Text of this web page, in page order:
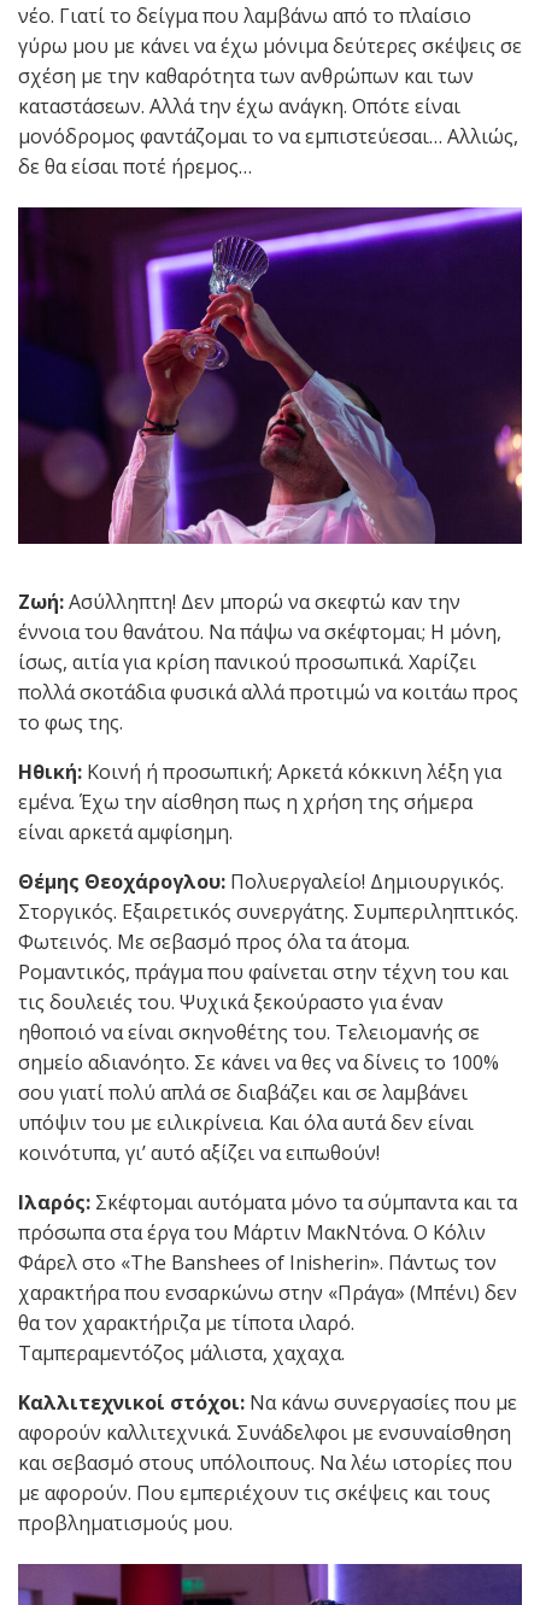
νέο. Γιατί το δείγμα που λαμβάνω από το πλαίσιο
γύρω μου με κάνει να έχω μόνιμα δεύτερες σκέψεις σε
σχέση με την καθαρότητα των ανθρώπων και των
καταστάσεων. Αλλά την έχω ανάγκη. Οπότε είναι
μονόδρομος φαντάζομαι το να εμπιστεύεσαι… Αλλιώς,
δε θα είσαι ποτέ ήρεμος…
Ζωή:Ασύλληπτη! Δεν μπορώ να σκεφτώ καν την
έννοια του θανάτου. Να πάψω να σκέφτομαι; Η μόνη,
ίσως, αιτία για κρίση πανικού προσωπικά. Χαρίζει
πολλά σκοτάδια φυσικά αλλά προτιμώ να κοιτάω προς
το φως της.
Ηθική: Κοινή ή προσωπική; Αρκετά κόκκινη λέξη για
εμένα. Έχω την αίσθηση πως η χρήση της σήμερα
είναι αρκετά αμφίσημη.
Θέμης Θεοχάρογλου: Πολυεργαλείο! Δημιουργικός.
Στοργικός. Εξαιρετικός συνεργάτης. Συμπεριληπτικός.
Φωτεινός. Με σεβασμό προς όλα τα άτομα.
Ρομαντικός, πράγμα που φαίνεται στην τέχνη του και
τις δουλειές του. Ψυχικά ξεκούραστο για έναν
ηθοποιό να είναι σκηνοθέτης του. Τελειομανής σε
σημείο αδιανόητο. Σε κάνει να θες να δίνεις το 100%
σου γιατί πολύ απλά σε διαβάζει και σε λαμβάνει
υπόψιν του με ειλικρίνεια. Και όλα αυτά δεν είναι
κοινότυπα, γι’ αυτό αξίζει να ειπωθούν!
Ιλαρός: Σκέφτομαι αυτόματα μόνο τα σύμπαντα και τα
πρόσωπα στα έργα του Μάρτιν ΜακΝτόνα. Ο Κόλιν
Φάρελ στο «The Banshees of Inisherin». Πάντως τον
χαρακτήρα που ενσαρκώνω στην «Πράγα» (Μπένι) δεν
θα τον χαρακτήριζα με τίποτα ιλαρό.
Ταμπεραμεντόζος μάλιστα, χαχαχα.
Καλλιτεχνικοί στόχοι: Να κάνω συνεργασίες που με
αφορούν καλλιτεχνικά. Συνάδελφοι με ενσυναίσθηση
και σεβασμό στους υπόλοιπους. Να λέω ιστορίες που
με αφορούν. Που εμπεριέχουν τις σκέψεις και τους
προβληματισμούς μου.